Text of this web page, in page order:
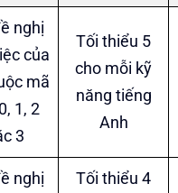
nghị
của
mã
1, 2
3
Tối thiểu 5
cho mỗi kỹ
năng tiếng
Anh
nghị
Tối thiểu 4